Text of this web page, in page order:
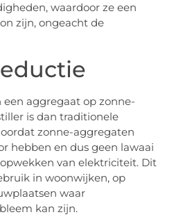
waardoor ze een
zijn, ongeacht de
een aggregaat op zonne-
is dan traditionele
zonne-aggregaten
hebben en dus geen lawaai
van elektriciteit. Dit
in woonwijken, op
waar
kan zijn.